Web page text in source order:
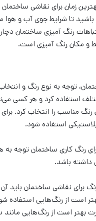
زمان برای نقاشی
تا شرایط جوی آب و هوا
رنگ آمیزی ساختمان
و مکان رنگ آمیزی است.
توجه به نوع رنگ و
استفاده کرد و هر کسی
رنگ مناسب را انتخاب کرد.
استفاده شود.
رنگ کاری ساختمان توجه
داشته باشد.
برای نقاشی ساختمان باید آن
است از رنگ‌‌هایی استفاده
است از رنگ‌‌هایی مانند